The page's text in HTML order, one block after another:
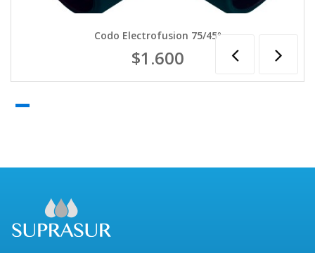
Codo Electrofusion 75/45º
$1.600